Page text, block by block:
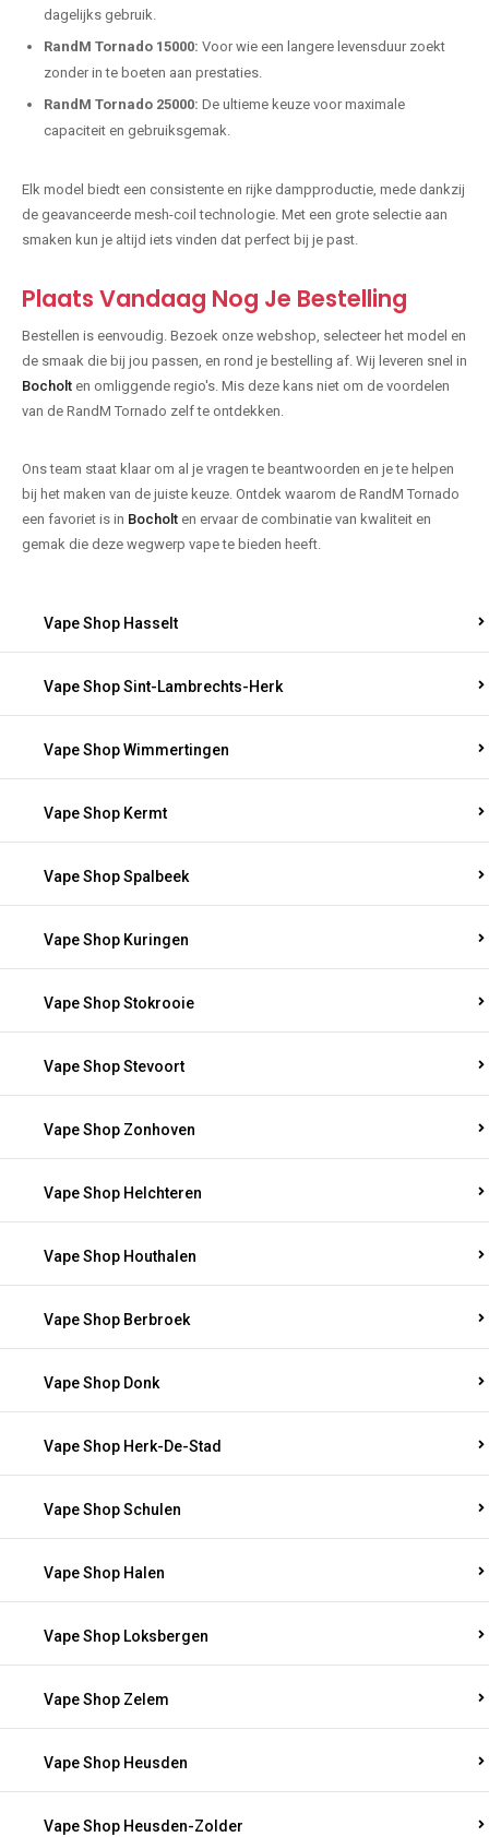
dagelijks gebruik.
RandM Tornado 15000: Voor wie een langere levensduur zoekt
zonder in te boeten aan prestaties.
RandM Tornado 25000: De ultieme keuze voor maximale
capaciteit en gebruiksgemak.
Elk model biedt een consistente en rijke dampproductie, mede dankzij
de geavanceerde mesh-coil technologie. Met een grote selectie aan
smaken kun je altijd iets vinden dat perfect bij je past.
Plaats Vandaag Nog Je Bestelling
Bestellen is eenvoudig. Bezoek onze webshop, selecteer het model en
de smaak die bij jou passen, en rond je bestelling af. Wij leveren snel in
Bocholt en omliggende regio's. Mis deze kans niet om de voordelen
van de RandM Tornado zelf te ontdekken.
Ons team staat klaar om al je vragen te beantwoorden en je te helpen
bij het maken van de juiste keuze. Ontdek waarom de RandM Tornado
een favoriet is in Bocholt en ervaar de combinatie van kwaliteit en
gemak die deze wegwerp vape te bieden heeft.
Vape Shop Hasselt
Vape Shop Sint-Lambrechts-Herk
Vape Shop Wimmertingen
Vape Shop Kermt
Vape Shop Spalbeek
Vape Shop Kuringen
Vape Shop Stokrooie
Vape Shop Stevoort
Vape Shop Zonhoven
Vape Shop Helchteren
Vape Shop Houthalen
Vape Shop Berbroek
Vape Shop Donk
Vape Shop Herk-De-Stad
Vape Shop Schulen
Vape Shop Halen
Vape Shop Loksbergen
Vape Shop Zelem
Vape Shop Heusden
Vape Shop Heusden-Zolder